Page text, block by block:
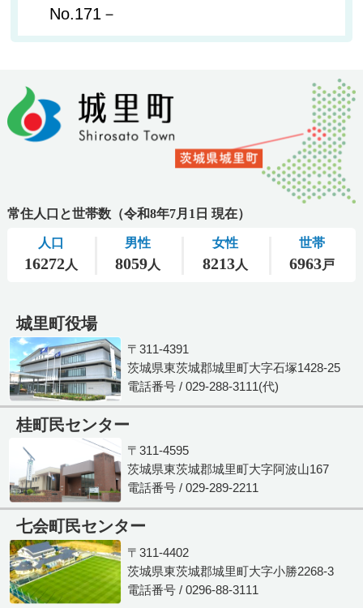
No.171－
城里町役場
〒311-4391
茨城県東茨城郡城里町大字石塚1428-25
電話番号 / 029-288-3111(代)
桂町民センター
〒311-4595
茨城県東茨城郡城里町大字阿波山167
電話番号 / 029-289-2211
七会町民センター
〒311-4402
茨城県東茨城郡城里町大字小勝2268-3
電話番号 / 0296-88-3111